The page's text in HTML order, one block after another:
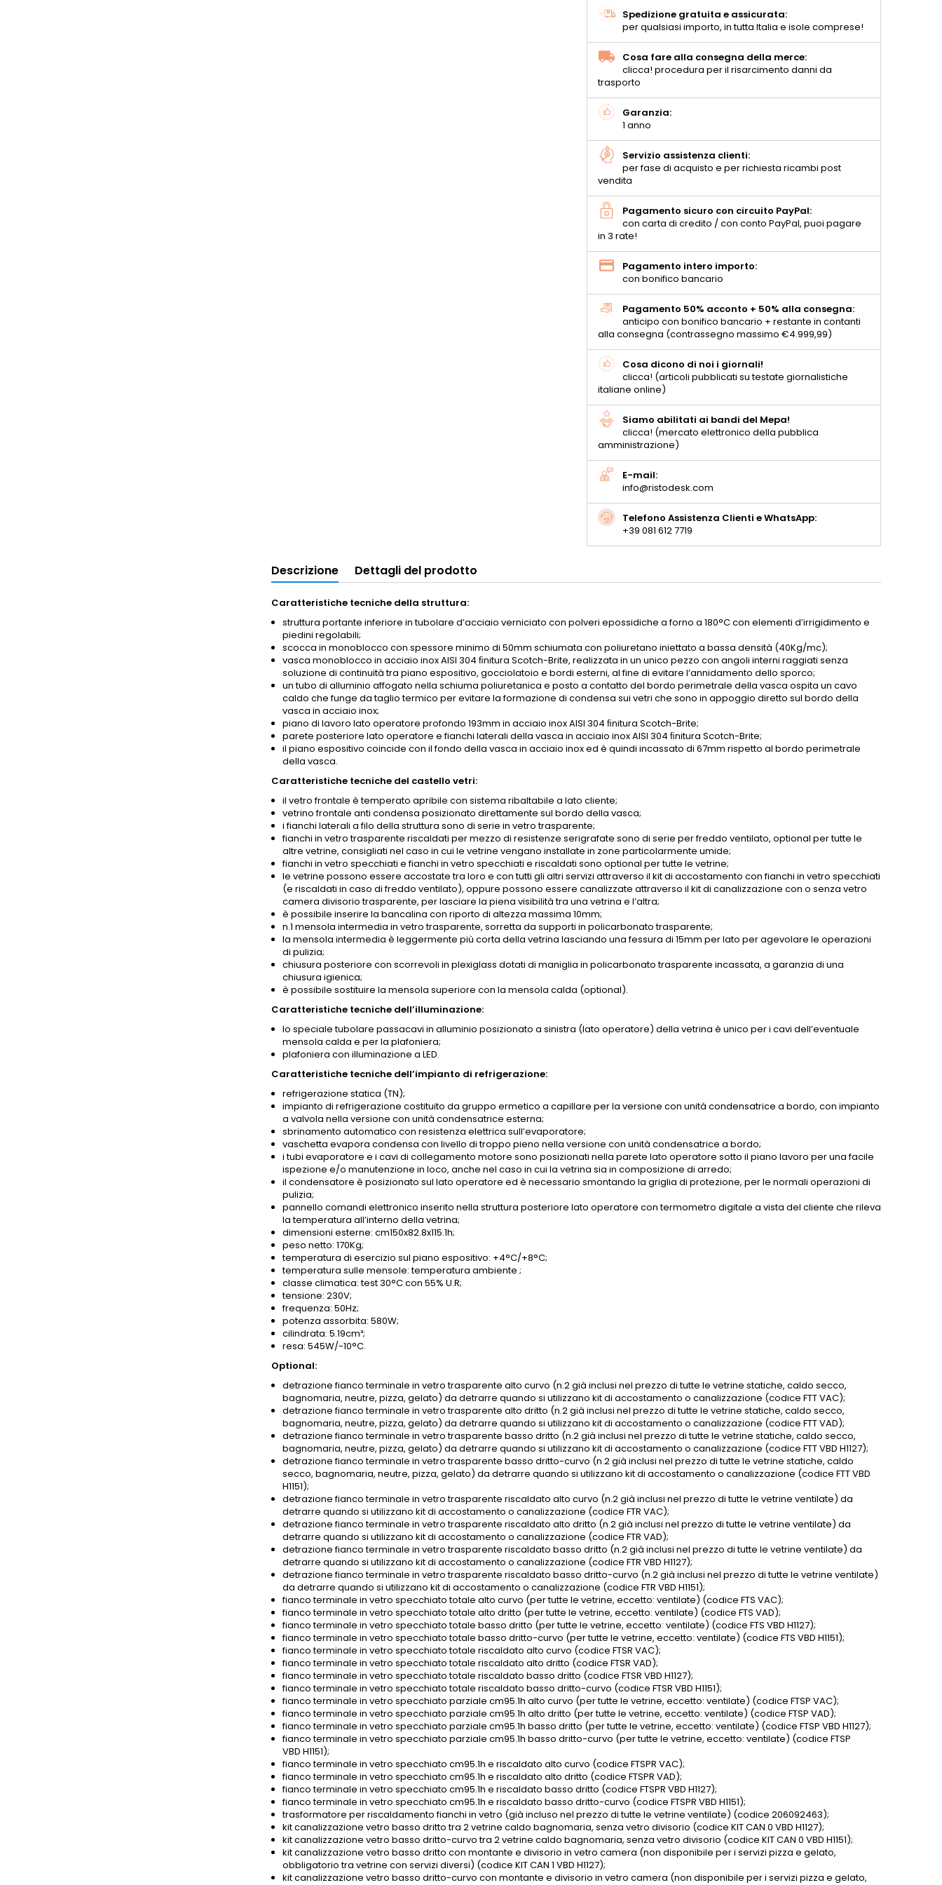
Spedizione gratuita e assicurata:
per qualsiasi importo, in tutta Italia e isole comprese!
Cosa fare alla consegna della merce:
clicca! procedura per il risarcimento danni da
trasporto
Garanzia:
1 anno
Servizio assistenza clienti:
per fase di acquisto e per richiesta ricambi post
vendita
Pagamento sicuro con circuito PayPal:
con carta di credito / con conto PayPal, puoi pagare
in 3 rate!
Pagamento intero importo:
con bonifico bancario
Pagamento 50% acconto + 50% alla consegna:
anticipo con bonifico bancario + restante in contanti
alla consegna (contrassegno massimo €4.999,99)
Cosa dicono di noi i giornali!
clicca! (articoli pubblicati su testate giornalistiche
italiane online)
Siamo abilitati ai bandi del Mepa!
clicca! (mercato elettronico della pubblica
amministrazione)
E-mail:
info@ristodesk.com
Telefono Assistenza Clienti e WhatsApp:
+39 081 612 7719
Descrizione Dettagli del prodotto
Caratteristiche tecniche della struttura:
struttura portante inferiore in tubolare d’acciaio verniciato con polveri epossidiche a forno a 180°C con elementi d’irrigidimento e
piedini regolabili;
scocca in monoblocco con spessore minimo di 50mm schiumata con poliuretano iniettato a bassa densità (40Kg/mc);
vasca monoblocco in acciaio inox AISI 304 ﬁnitura Scotch-Brite, realizzata in un unico pezzo con angoli interni raggiati senza
soluzione di continuità tra piano espositivo, gocciolatoio e bordi esterni, al fine di evitare l’annidamento dello sporco;
un tubo di alluminio affogato nella schiuma poliuretanica e posto a contatto del bordo perimetrale della vasca ospita un cavo
caldo che funge da taglio termico per evitare la formazione di condensa sui vetri che sono in appoggio diretto sul bordo della
vasca in acciaio inox;
piano di lavoro lato operatore profondo 193mm in acciaio inox AISI 304 ﬁnitura Scotch-Brite;
parete posteriore lato operatore e fianchi laterali della vasca in acciaio inox AISI 304 ﬁnitura Scotch-Brite;
il piano espositivo coincide con il fondo della vasca in acciaio inox ed è quindi incassato di 67mm rispetto al bordo perimetrale
della vasca.
Caratteristiche tecniche del castello vetri:
il vetro frontale è temperato apribile con sistema ribaltabile a lato cliente;
vetrino frontale anti condensa posizionato direttamente sul bordo della vasca;
i fianchi laterali a filo della struttura sono di serie in vetro trasparente;
fianchi in vetro trasparente riscaldati per mezzo di resistenze serigrafate sono di serie per freddo ventilato, optional per tutte le
altre vetrine, consigliati nel caso in cui le vetrine vengano installate in zone particolarmente umide;
fianchi in vetro specchiati e fianchi in vetro specchiati e riscaldati sono optional per tutte le vetrine;
le vetrine possono essere accostate tra loro e con tutti gli altri servizi attraverso il kit di accostamento con fianchi in vetro specchiati
(e riscaldati in caso di freddo ventilato), oppure possono essere canalizzate attraverso il kit di canalizzazione con o senza vetro
camera divisorio trasparente, per lasciare la piena visibilità tra una vetrina e l’altra;
è possibile inserire la bancalina con riporto di altezza massima 10mm;
n.1 mensola intermedia in vetro trasparente, sorretta da supporti in policarbonato trasparente;
la mensola intermedia è leggermente più corta della vetrina lasciando una fessura di 15mm per lato per agevolare le operazioni
di pulizia;
chiusura posteriore con scorrevoli in plexiglass dotati di maniglia in policarbonato trasparente incassata, a garanzia di una
chiusura igienica;
è possibile sostituire la mensola superiore con la mensola calda (optional).
Caratteristiche tecniche dell’illuminazione:
lo speciale tubolare passacavi in alluminio posizionato a sinistra (lato operatore) della vetrina è unico per i cavi dell’eventuale
mensola calda e per la plafoniera;
plafoniera con illuminazione a LED.
Caratteristiche tecniche dell’impianto di refrigerazione:
refrigerazione statica (TN);
impianto di refrigerazione costituito da gruppo ermetico a capillare per la versione con unità condensatrice a bordo, con impianto
a valvola nella versione con unità condensatrice esterna;
sbrinamento automatico con resistenza elettrica sull’evaporatore;
vaschetta evapora condensa con livello di troppo pieno nella versione con unità condensatrice a bordo;
i tubi evaporatore e i cavi di collegamento motore sono posizionati nella parete lato operatore sotto il piano lavoro per una facile
ispezione e/o manutenzione in loco, anche nel caso in cui la vetrina sia in composizione di arredo;
il condensatore è posizionato sul lato operatore ed è necessario smontando la griglia di protezione, per le normali operazioni di
pulizia;
pannello comandi elettronico inserito nella struttura posteriore lato operatore con termometro digitale a vista del cliente che rileva
la temperatura all’interno della vetrina;
dimensioni esterne: cm150x82.8x115.1h;
peso netto: 170Kg;
temperatura di esercizio sul piano espositivo: +4°C/+8°C;
temperatura sulle mensole: temperatura ambiente ;
classe climatica: test 30°C con 55% U.R;
tensione: 230V;
frequenza: 50Hz;
potenza assorbita: 580W;
cilindrata: 5.19cm³;
resa: 545W/-10°C.
Optional:
detrazione fianco terminale in vetro trasparente alto curvo (n.2 già inclusi nel prezzo di tutte le vetrine statiche, caldo secco,
bagnomaria, neutre, pizza, gelato) da detrarre quando si utilizzano kit di accostamento o canalizzazione (codice FTT VAC);
detrazione fianco terminale in vetro trasparente alto dritto (n.2 già inclusi nel prezzo di tutte le vetrine statiche, caldo secco,
bagnomaria, neutre, pizza, gelato) da detrarre quando si utilizzano kit di accostamento o canalizzazione (codice FTT VAD);
detrazione fianco terminale in vetro trasparente basso dritto (n.2 già inclusi nel prezzo di tutte le vetrine statiche, caldo secco,
bagnomaria, neutre, pizza, gelato) da detrarre quando si utilizzano kit di accostamento o canalizzazione (codice FTT VBD H1127);
detrazione fianco terminale in vetro trasparente basso dritto-curvo (n.2 già inclusi nel prezzo di tutte le vetrine statiche, caldo
secco, bagnomaria, neutre, pizza, gelato) da detrarre quando si utilizzano kit di accostamento o canalizzazione (codice FTT VBD
H1151);
detrazione fianco terminale in vetro trasparente riscaldato alto curvo (n.2 già inclusi nel prezzo di tutte le vetrine ventilate) da
detrarre quando si utilizzano kit di accostamento o canalizzazione (codice FTR VAC);
detrazione fianco terminale in vetro trasparente riscaldato alto dritto (n.2 già inclusi nel prezzo di tutte le vetrine ventilate) da
detrarre quando si utilizzano kit di accostamento o canalizzazione (codice FTR VAD);
detrazione fianco terminale in vetro trasparente riscaldato basso dritto (n.2 già inclusi nel prezzo di tutte le vetrine ventilate) da
detrarre quando si utilizzano kit di accostamento o canalizzazione (codice FTR VBD H1127);
detrazione fianco terminale in vetro trasparente riscaldato basso dritto-curvo (n.2 già inclusi nel prezzo di tutte le vetrine ventilate)
da detrarre quando si utilizzano kit di accostamento o canalizzazione (codice FTR VBD H1151);
fianco terminale in vetro specchiato totale alto curvo (per tutte le vetrine, eccetto: ventilate) (codice FTS VAC);
fianco terminale in vetro specchiato totale alto dritto (per tutte le vetrine, eccetto: ventilate) (codice FTS VAD);
fianco terminale in vetro specchiato totale basso dritto (per tutte le vetrine, eccetto: ventilate) (codice FTS VBD H1127);
fianco terminale in vetro specchiato totale basso dritto-curvo (per tutte le vetrine, eccetto: ventilate) (codice FTS VBD H1151);
fianco terminale in vetro specchiato totale riscaldato alto curvo (codice FTSR VAC);
fianco terminale in vetro specchiato totale riscaldato alto dritto (codice FTSR VAD);
fianco terminale in vetro specchiato totale riscaldato basso dritto (codice FTSR VBD H1127);
fianco terminale in vetro specchiato totale riscaldato basso dritto-curvo (codice FTSR VBD H1151);
fianco terminale in vetro specchiato parziale cm95.1h alto curvo (per tutte le vetrine, eccetto: ventilate) (codice FTSP VAC);
fianco terminale in vetro specchiato parziale cm95.1h alto dritto (per tutte le vetrine, eccetto: ventilate) (codice FTSP VAD);
fianco terminale in vetro specchiato parziale cm95.1h basso dritto (per tutte le vetrine, eccetto: ventilate) (codice FTSP VBD H1127);
fianco terminale in vetro specchiato parziale cm95.1h basso dritto-curvo (per tutte le vetrine, eccetto: ventilate) (codice FTSP
VBD H1151);
fianco terminale in vetro specchiato cm95.1h e riscaldato alto curvo (codice FTSPR VAC);
fianco terminale in vetro specchiato cm95.1h e riscaldato alto dritto (codice FTSPR VAD);
fianco terminale in vetro specchiato cm95.1h e riscaldato basso dritto (codice FTSPR VBD H1127);
fianco terminale in vetro specchiato cm95.1h e riscaldato basso dritto-curvo (codice FTSPR VBD H1151);
trasformatore per riscaldamento fianchi in vetro (già incluso nel prezzo di tutte le vetrine ventilate) (codice 206092463);
kit canalizzazione vetro basso dritto tra 2 vetrine caldo bagnomaria, senza vetro divisorio (codice KIT CAN 0 VBD H1127);
kit canalizzazione vetro basso dritto-curvo tra 2 vetrine caldo bagnomaria, senza vetro divisorio (codice KIT CAN 0 VBD H1151);
kit canalizzazione vetro basso dritto con montante e divisorio in vetro camera (non disponibile per i servizi pizza e gelato,
obbligatorio tra vetrine con servizi diversi) (codice KIT CAN 1 VBD H1127);
kit canalizzazione vetro basso dritto-curvo con montante e divisorio in vetro camera (non disponibile per i servizi pizza e gelato,